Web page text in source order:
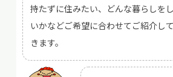
持たずに住みたい、どんな暮らしを
いかなどご希望に合わせてご紹介し
きます。